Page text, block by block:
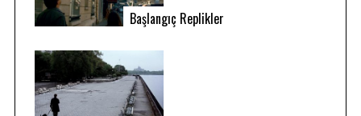
Başlangıç Replikler